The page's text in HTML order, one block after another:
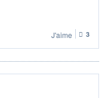
J'aime 3